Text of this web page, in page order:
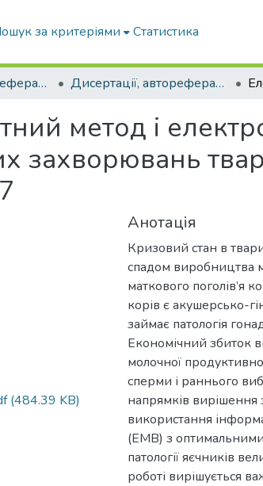
за критеріями Статистика
Дисертації, автореферати дисертацій Дисертації, автореферати дисертацій
метод і
захворювань
(484.39 KB)
Анотація
Кризовий стан в
спадом виробництва
маткового поголів’я
корів є акушерсько-
займає патологія
Економічний збиток
молочної
сперми і раннього
напрямків вирішення
використання
(ЕМВ) з
патології яєчників
роботі вирішується